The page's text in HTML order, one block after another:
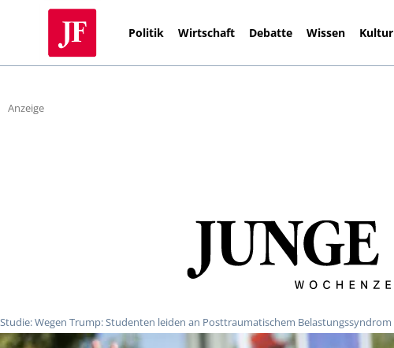
Politik Wirtschaft Debatte Wissen Kultur
Anzeige
Studie: Wegen Trump: Studenten leiden an Posttraumatischem Belastungssyndrom